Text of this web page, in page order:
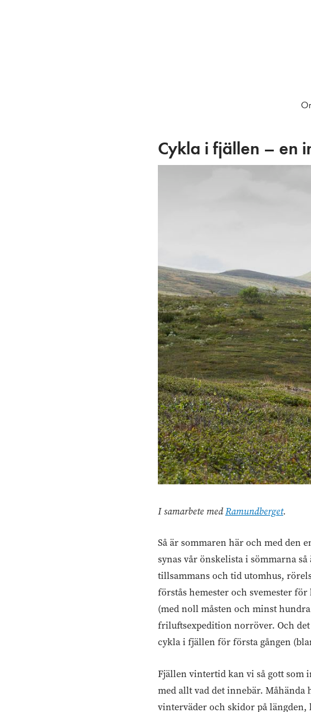
Cykla i fjällen – en
I samarbete medRamundberget.
Så är sommaren här och med den
synas vår önskelista i sömmarna
tillsammans och tid utomhus,
förstås hemester och svemester
(med noll måsten och minst
friluftsexpedition norröver. Och
cykla i fjällen för första gången
Fjällen vintertid kan vi så gott
med allt vad det innebär.
vinterväder och skidor på